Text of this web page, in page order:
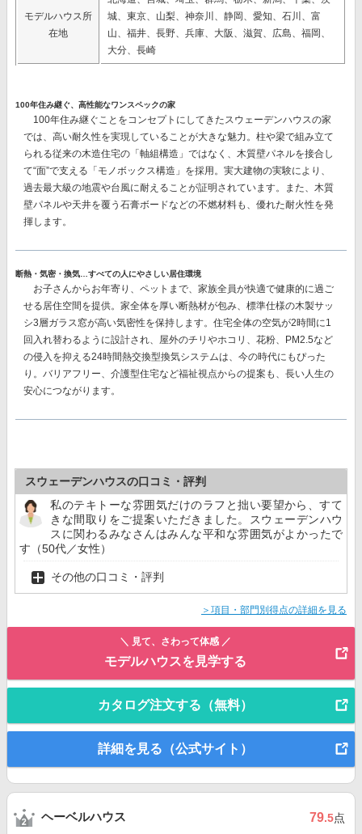
モデルハウス所
在地
城、東京、山梨、神奈川、静岡、愛知、石川、富
山、福井、長野、兵庫、大阪、滋賀、広島、福岡、
大分、長崎
100年住み継ぐ、高性能なワンスペックの家
100年住み継ぐことをコンセプトにしてきたスウェーデンハウスの家
では、 高い耐久性を実現していることが大きな魅力。柱や梁で組み立て
られる従来の木造住宅の「軸組構造」ではなく、 木質壁パネルを接合し
て“面”で支える「モノボックス構造」を採用。 実大建物の実験により、
過去最大級の地震や台風に耐えることが証明されています。また、木質
壁パネルや天井を覆う石膏ボードなどの不燃材料も、優れた耐火性を発
揮します。
断熱・気密・換気…すべての人にやさしい居住環境
お子さんからお年寄り、ペットまで、家族全員が快適で健康的に過ご
せる居住空間を提供。家全体を厚い断熱材が包み、 標準仕様の木製サッ
シ3層ガラス窓が高い気密性を保持します。住宅全体の空気が2時間に1
回入れ替わるように設計され、屋外のチリやホコリ、花粉、PM2.5など
の侵入を抑える24時間熱交換型換気システムは、今の時代にもぴった
り。バリアフリー、介護型住宅など福祉視点からの提案も、長い人生の
安心につながります。
スウェーデンハウスの口コミ・評判
私のテキトーな雰囲気だけのラフと拙い要望から、すて
きな間取りをご提案いただきました。スウェーデンハウ
スに関わるみなさんはみんな平和な雰囲気がよかったで
す（50代／女性）
その他の口コミ・評判
＞項目・部門別得点の詳細を見る
＼ 見て、さわって体感 ／
モデルハウスを見学する
カタログ注文する（無料）
詳細を見る（公式サイト）
ヘーベルハウス 79.5点